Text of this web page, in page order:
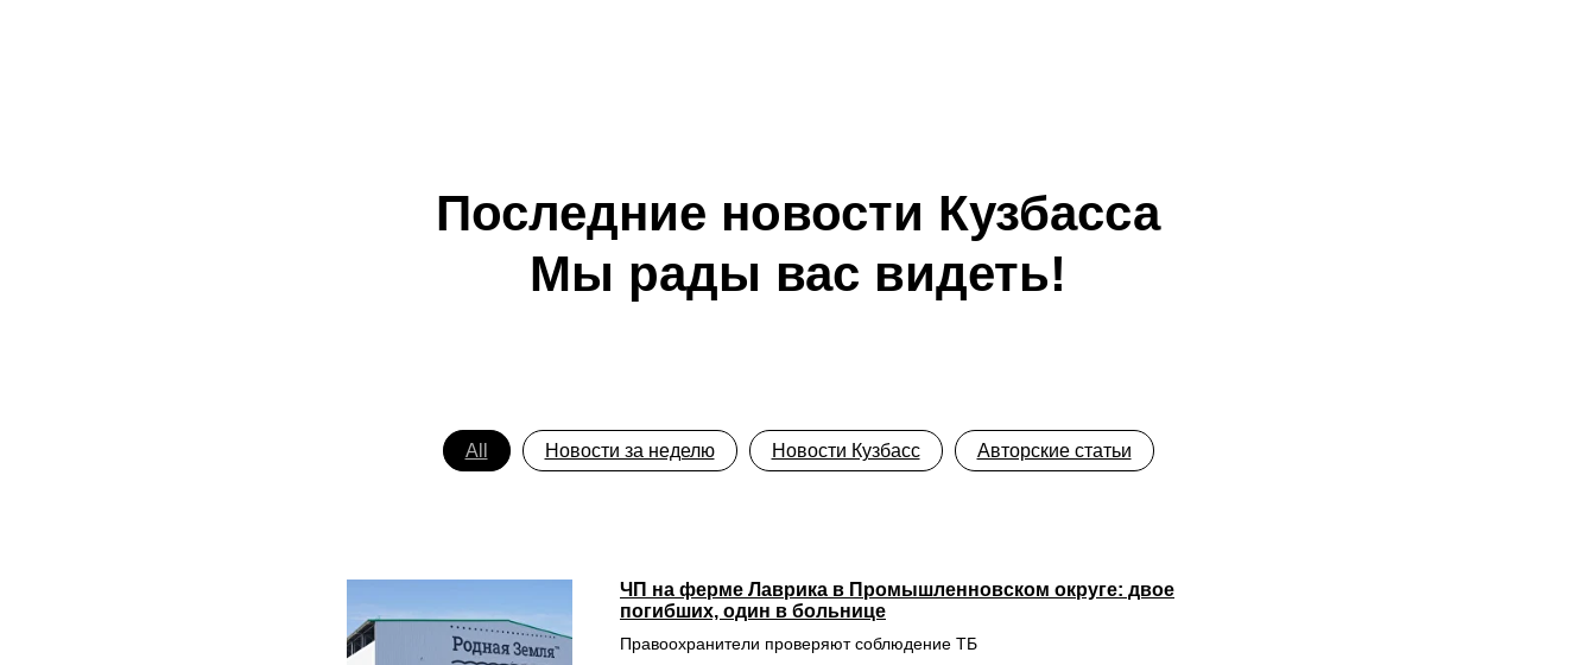
Последние новости Кузбасса
Мы рады вас видеть!
All Новости за неделю Новости Кузбасс Авторские статьи
ЧП на ферме Лаврика в Промышленновском округе: двое
погибших, один в больнице
Правоохранители проверяют соблюдение ТБ